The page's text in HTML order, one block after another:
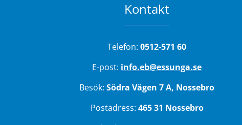
Kontakt
Telefon: 0512-571 60
E-post: info.eb@essunga.se
Besök: Södra Vägen 7 A, Nossebro
Postadress: 465 31 Nossebro